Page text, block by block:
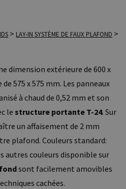
> LAY-IN SYSTÈME DE FAUX PLAFOND >
dimension extérieure de 600 x
575 x 575 mm. Les panneaux
à chaud de 0,52 mm et son
le structure portante T-24. Sur
un affaisement de 2 mm
plafond. Couleurs standard:
autres couleurs disponible sur
sont facilement amovibles
cachées.